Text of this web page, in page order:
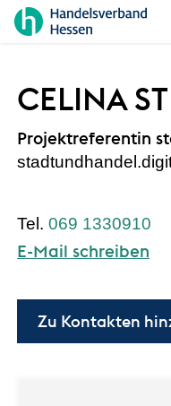
CELINA
Projektreferentin
069 1330910
E-Mail schreiben
Zu Kontakten